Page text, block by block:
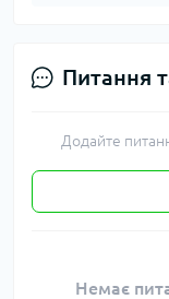
Питання
Додайте
Немає